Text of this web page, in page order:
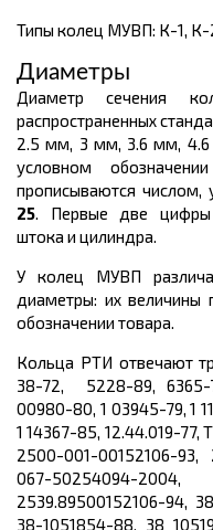
Типы колец МУВП: К-1,
Диаметры
Диаметр сечения
распространенных
2.5 мм, 3 мм, 3.6 мм,
условном
прописываются
25. Первые две цифры
штока и цилиндра.
У колец МУВП
диаметры: их величины
обозначении товара.
Кольца РТИ отвечают
38-72, 5228-89, 6365-
00980-80, 1 03945-79, 1
1 14367-85, 12.44.019-77,
2500-001-00152106-93,
067-50254094-2004,
2539.89500152106-94,
38-1051854-88, 38